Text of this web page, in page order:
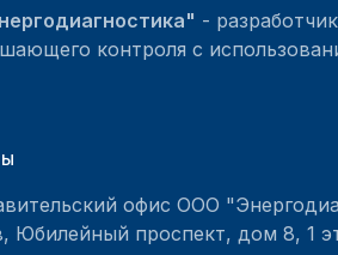
-
контроля с
офис ООО
Юбилейный проспект, дом 8, 1